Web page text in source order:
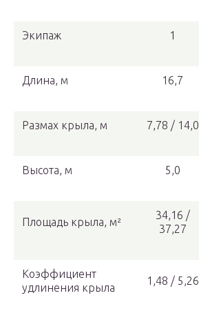
Экипаж 1
Длина, м 16,7
Размах крыла, м 7,78 / 14,0
Высота, м 5,0
Площадь крыла, м²
34,16 /
37,27
Коэффициент
удлинения крыла
1,48 / 5,26